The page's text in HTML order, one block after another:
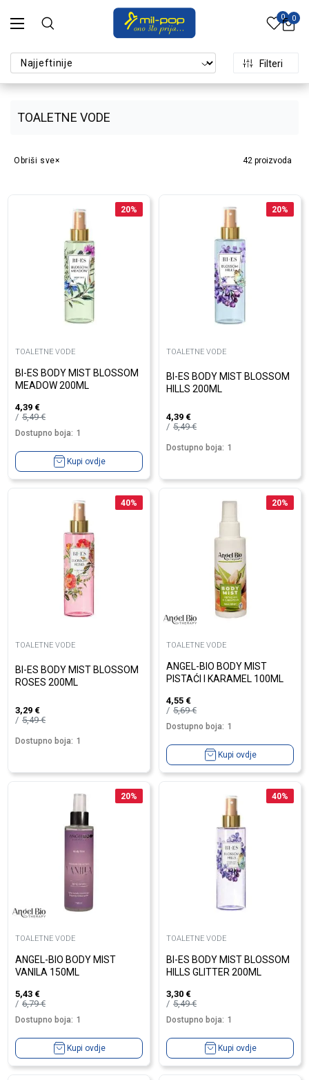
0 0
TOALETNE VODE
Filteri
42 proizvoda
Obriši sve
20%
TOALETNE VODE
BI-ES BODY MIST BLOSSOM
MEADOW 200ML
4,39 €
5,49€
Dostupno boja: 1
Kupi ovdje
20%
TOALETNE VODE
BI-ES BODY MIST BLOSSOM
HILLS 200ML
4,39 €
5,49€
Dostupno boja: 1
40%
TOALETNE VODE
BI-ES BODY MIST BLOSSOM
ROSES 200ML
3,29 €
5,49€
Dostupno boja: 1
20%
TOALETNE VODE
ANGEL-BIO BODY MIST
PISTAĆI I KARAMEL 100ML
4,55 €
5,69€
Dostupno boja: 1
Kupi ovdje
20%
TOALETNE VODE
ANGEL-BIO BODY MIST
VANILA 150ML
5,43 €
6,79€
Dostupno boja: 1
Kupi ovdje
40%
TOALETNE VODE
BI-ES BODY MIST BLOSSOM
HILLS GLITTER 200ML
3,30 €
5,49€
Dostupno boja: 1
Kupi ovdje